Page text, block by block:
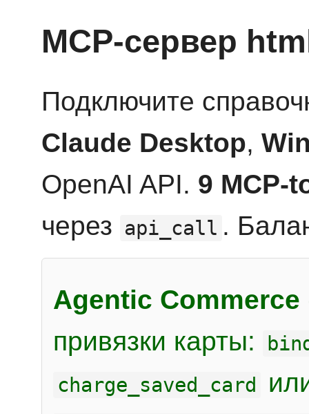
MCP-сервер
Подключите
Claude Desktop,
OpenAI API. 9 MCP-
через api_call .
Agentic Commerce
привязки карты:
charge_saved_card